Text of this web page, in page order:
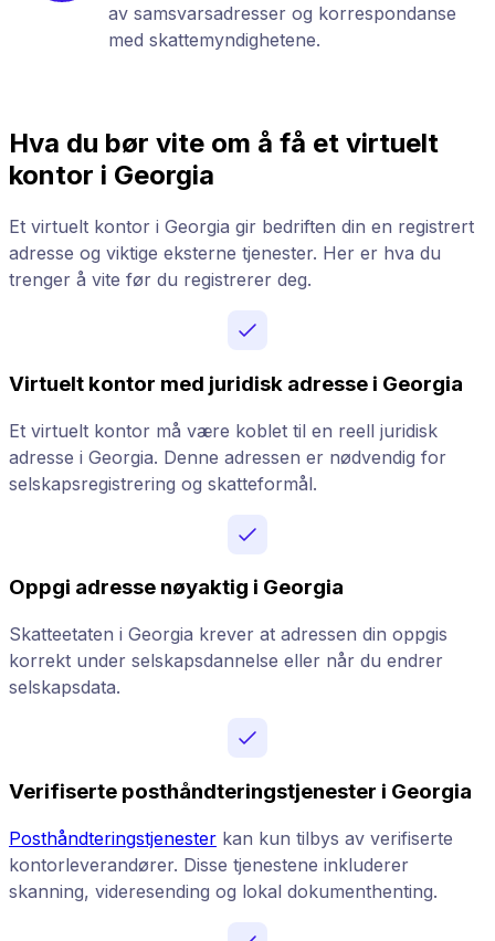
av samsvarsadresser og korrespondanse
med skattemyndighetene.
Hva du bør vite om å få et virtuelt
kontor i Georgia
Et virtuelt kontor i Georgia gir bedriften din en registrert
adresse og viktige eksterne tjenester. Her er hva du
trenger å vite før du registrerer deg.
Virtuelt kontor med juridisk adresse i Georgia
Et virtuelt kontor må være koblet til en reell juridisk
adresse i Georgia. Denne adressen er nødvendig for
selskapsregistrering og skatteformål.
Oppgi adresse nøyaktig i Georgia
Skatteetaten i Georgia krever at adressen din oppgis
korrekt under selskapsdannelse eller når du endrer
selskapsdata.
Verifiserte posthåndteringstjenester i Georgia
Posthåndteringstjenester kan kun tilbys av verifiserte
kontorleverandører. Disse tjenestene inkluderer
skanning, videresending og lokal dokumenthenting.